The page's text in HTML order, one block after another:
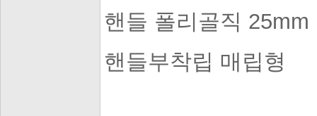
핸들 폴리골직
핸들부착립 매립형